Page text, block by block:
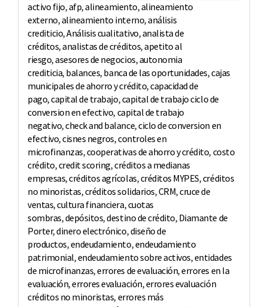
activo fijo,afp,alineamiento,alineamiento
externo,alineamiento interno,análisis
crediticio,Análisis cualitativo,analista de
créditos,analistas de créditos,apetito al
riesgo,asesores de negocios,autonomia
crediticia, balances, banca de las oportunidades,cajas
municipales de ahorro y crédito,capacidad de
pago,capital de trabajo,capital de trabajo ciclo de
conversion en efectivo, capital de trabajo
negativo,check and balance,ciclo de conversion en
efectivo,cisnes negros,controles en
microfinanzas,cooperativas de ahorro y crédito, costo
crédito,credit scoring,créditos a medianas
empresas,créditos agrícolas,créditos MYPES,créditos
no minoristas,créditos solidarios,CRM,cruce de
ventas,cultura financiera,cuotas
sombras,depósitos,destino de crédito, Diamante de
Porter,dinero electrónico,diseño de
productos,endeudamiento,endeudamiento
patrimonial,endeudamiento sobre activos,entidades
de microfinanzas,errores de evaluación,errores en la
evaluación,errores evaluación,errores evaluación
créditos no minoristas, errores más